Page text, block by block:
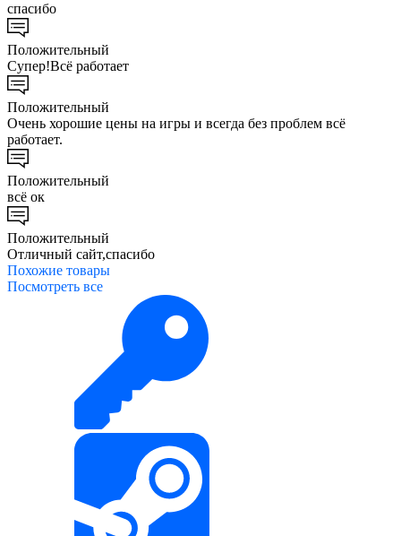
спасибо
Положительный
Супер!Всё работает
Положительный
Очень хорошие цены на игры и всегда без проблем всё
работает.
Положительный
всё ок
Положительный
Отличный сайт,спасибо
Похожие товары
Посмотреть все